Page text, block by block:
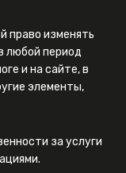
право изменять
любой период
и на сайте, в
элементы,
за услуги